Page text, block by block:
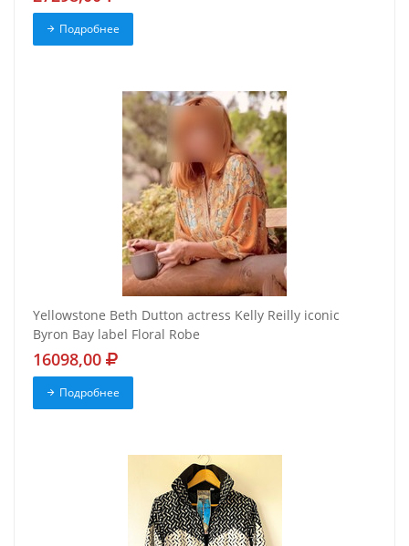
Подробнее
Yellowstone Beth Dutton actress Kelly Reilly iconic
Byron Bay label Floral Robe
16098,00
Подробнее